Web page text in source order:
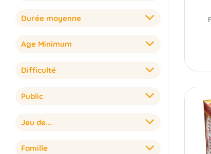
Durée moyenne
Age Minimum
Difficulté
Public
Jeu de...
Famille